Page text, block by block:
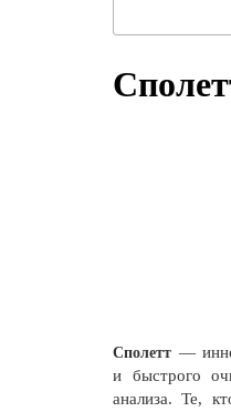
Сполетт —
и быстрого
анализа. Те,